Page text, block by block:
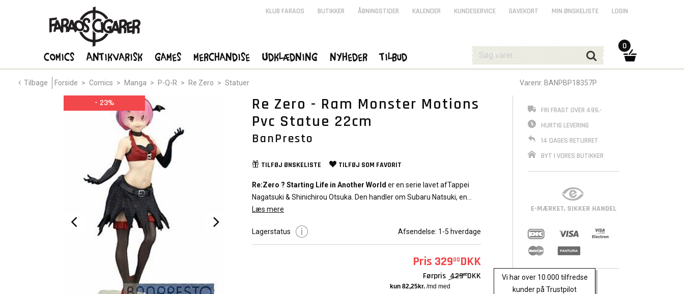
Tilbage Forside > Comics > Manga > P-Q-R > Re Zero > Statuer Varenr. BANPBP18357P
- 23% - 23%
Re Zero - Ram Monster Motions
Pvc Statue 22cm
BanPresto
TILFØJ ØNSKELISTE TILFØJ SOM FAVORIT
Re:Zero ? Starting Life in Another World er en serie lavet afTappei
Nagatsuki & Shinichirou Otsuka. Den handler om Subaru Natsuki, en
hikikomori som pludselig finder sig selv i en anden verden på vej hjem
Udforsk vores kæmpe udvalg af autentiske Manga og Anime statuer.
Læs mere
Lagerstatus Afsendelse: 1-5 hverdage
Pris 32900 DKK
Førpris 42900DKK
Vi har over 10.000 tilfredse
kunder på Trustpilot
FRI FRAGT OVER 499,-
HURTIG LEVERING
14 DAGES RETURRET
BYT I VORES BUTIKKER
Trustpilot
KLUB FARAOS BUTIKKER ÅBNINGSTIDER KALENDER KUNDESERVICE GAVEKORT MIN ØNSKELISTE LOGIN
Comics Antikvarisk Games Merchandise Udklædning Nyheder Tilbud
0